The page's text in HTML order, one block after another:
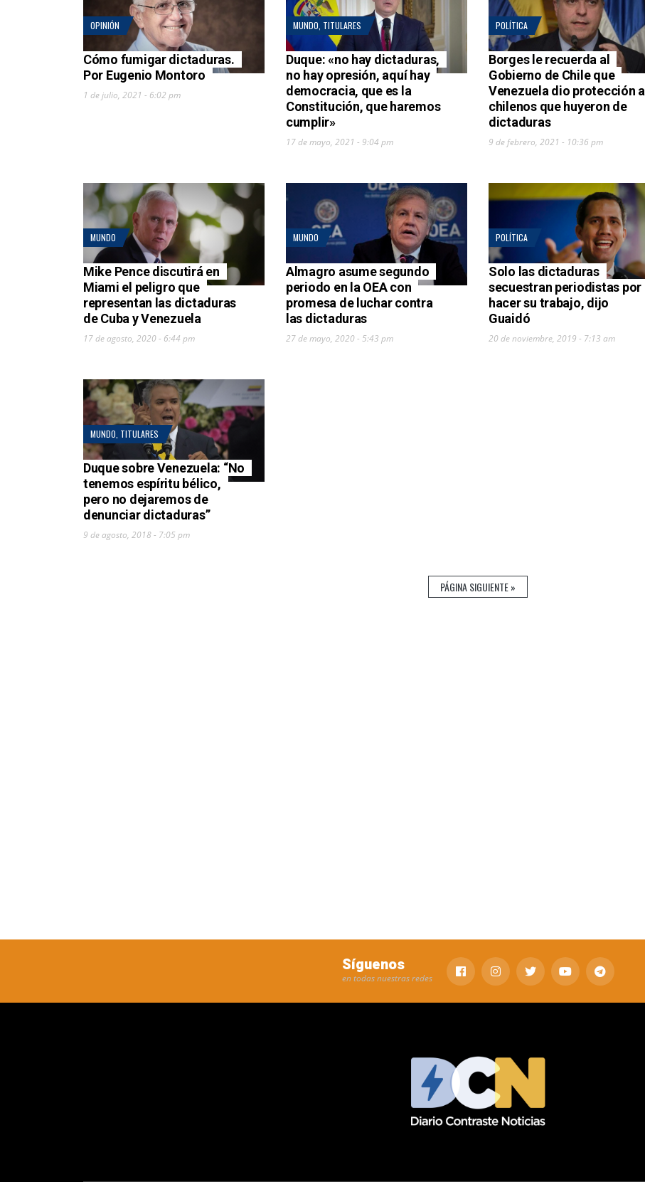
OPINIÓN
Cómo fumigar dictaduras.
Por Eugenio Montoro
1 de julio, 2021 - 6:02 pm
MUNDO TITULARES
Duque: «no hay dictaduras,
no hay opresión, aquí hay
democracia, que es la
Constitución, que haremos
cumplir»
17 de mayo, 2021 - 9:04 pm
POLÍTICA
Borges le recuerda al
Gobierno de Chile que
Venezuela dio protección a
chilenos que huyeron de
dictaduras
9 de febrero, 2021 - 10:36 pm
MUNDO
Mike Pence discutirá en
Miami el peligro que
representan las dictaduras
de Cuba y Venezuela
17 de agosto, 2020 - 6:44 pm
MUNDO
Almagro asume segundo
periodo en la OEA con
promesa de luchar contra
las dictaduras
27 de mayo, 2020 - 5:43 pm
POLÍTICA
Solo las dictaduras
secuestran periodistas por
hacer su trabajo, dijo
Guaidó
20 de noviembre, 2019 - 7:13 am
MUNDO TITULARES
Duque sobre Venezuela: “No
tenemos espíritu bélico,
pero no dejaremos de
denunciar dictaduras”
9 de agosto, 2018 - 7:05 pm
PÁGINA SIGUIENTE »
Síguenos
en todas nuestras redes